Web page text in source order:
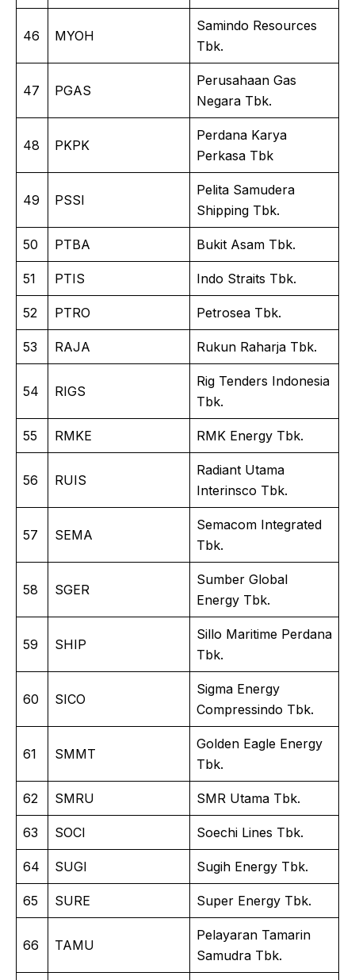
46 MYOH
Samindo Resources
Tbk.
47 PGAS
Perusahaan Gas
Negara Tbk.
48 PKPK
Perdana Karya
Perkasa Tbk
49 PSSI
Pelita Samudera
Shipping Tbk.
50 PTBA Bukit Asam Tbk.
51 PTIS Indo Straits Tbk.
52 PTRO Petrosea Tbk.
53 RAJA Rukun Raharja Tbk.
54 RIGS
Rig Tenders Indonesia
Tbk.
55 RMKE RMK Energy Tbk.
56 RUIS
Radiant Utama
Interinsco Tbk.
57 SEMA
Semacom Integrated
Tbk.
58 SGER
Sumber Global
Energy Tbk.
59 SHIP
Sillo Maritime Perdana
Tbk.
60 SICO
Sigma Energy
Compressindo Tbk.
61 SMMT
Golden Eagle Energy
Tbk.
62 SMRU SMR Utama Tbk.
63 SOCI Soechi Lines Tbk.
64 SUGI Sugih Energy Tbk.
65 SURE Super Energy Tbk.
66 TAMU
Pelayaran Tamarin
Samudra Tbk.